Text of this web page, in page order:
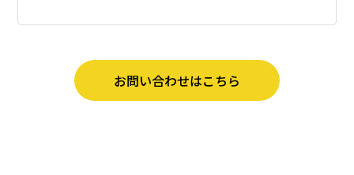
お問い合わせはこちら